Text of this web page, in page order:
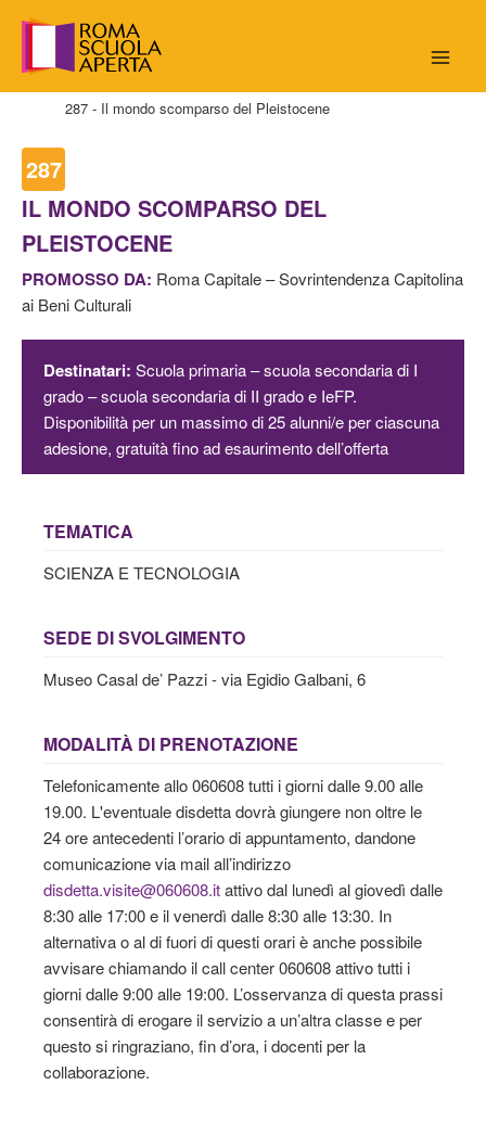
contenuto
287 - Il mondo scomparso del Pleistocene
287
IL MONDO SCOMPARSO DEL
PLEISTOCENE
PROMOSSO DA: Roma Capitale – Sovrintendenza Capitolina
ai Beni Culturali
Destinatari: Scuola primaria – scuola secondaria di I
grado – scuola secondaria di II grado e IeFP.
Disponibilità per un massimo di 25 alunni/e per ciascuna
adesione, gratuità fino ad esaurimento dell’offerta
TEMATICA
SCIENZA E TECNOLOGIA
SEDE DI SVOLGIMENTO
Museo Casal de’ Pazzi - via Egidio Galbani, 6
MODALITÀ DI PRENOTAZIONE
Telefonicamente allo 060608 tutti i giorni dalle 9.00 alle
19.00. L'eventuale disdetta dovrà giungere non oltre le
24 ore antecedenti l’orario di appuntamento, dandone
comunicazione via mail all’indirizzo
disdetta.visite@060608.itattivo dal lunedì al giovedì dalle
8:30 alle 17:00 e il venerdì dalle 8:30 alle 13:30. In
alternativa o al di fuori di questi orari è anche possibile
avvisare chiamando il call center 060608 attivo tutti i
giorni dalle 9:00 alle 19:00. L’osservanza di questa prassi
consentirà di erogare il servizio a un’altra classe e per
questo si ringraziano, fin d’ora, i docenti per la
collaborazione.